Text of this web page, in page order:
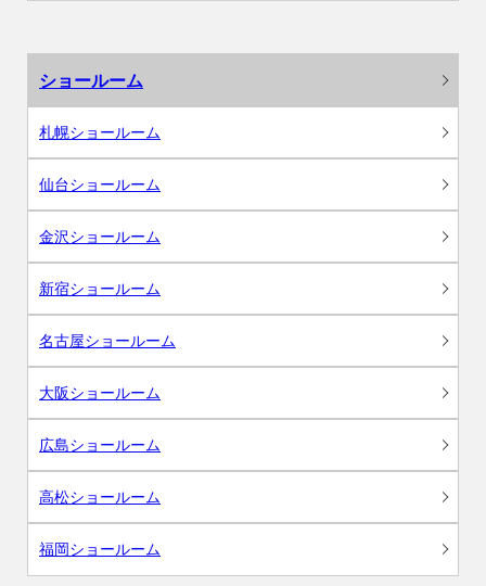
ショールーム
札幌ショールーム
仙台ショールーム
金沢ショールーム
新宿ショールーム
名古屋ショールーム
大阪ショールーム
広島ショールーム
高松ショールーム
福岡ショールーム